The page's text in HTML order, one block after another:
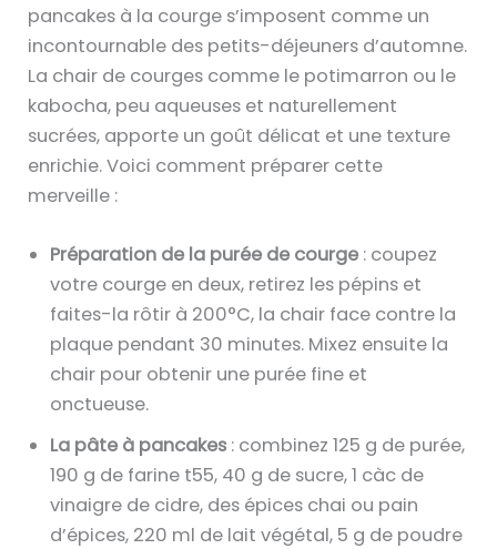
pancakes à la courge s’imposent comme un
incontournable des petits-déjeuners d’automne.
La chair de courges comme le potimarron ou le
kabocha, peu aqueuses et naturellement
sucrées, apporte un goût délicat et une texture
enrichie. Voici comment préparer cette
merveille :
Préparation de la purée de courge : coupez
votre courge en deux, retirez les pépins et
faites-la rôtir à 200°C, la chair face contre la
plaque pendant 30 minutes. Mixez ensuite la
chair pour obtenir une purée fine et
onctueuse.
La pâte à pancakes : combinez 125 g de purée,
190 g de farine t55, 40 g de sucre, 1 càc de
vinaigre de cidre, des épices chai ou pain
d’épices, 220 ml de lait végétal, 5 g de poudre